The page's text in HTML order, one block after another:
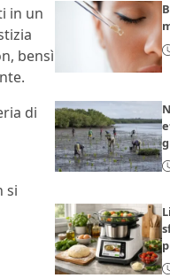
in un
bensì
di
si